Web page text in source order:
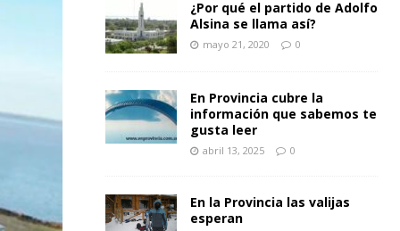
¿Por qué el partido de Adolfo
Alsina se llama así?
mayo 21, 2020 0
En Provincia cubre la
información que sabemos te
gusta leer
abril 13, 2025 0
En la Provincia las valijas
esperan